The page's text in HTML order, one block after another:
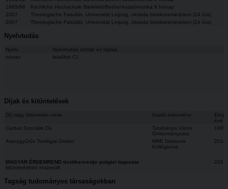
1985/86
Kirchliche Hochschule Bielefeld/Bethel kutatómunka 9 hónap
2007
Theologische Fakultät, Universität Leipzig, oktatás blokkszeminárium (24 óra)
2007
Theologische Fakultät, Universität Leipzig, oktatás blokkszeminárium (24 óra)
Nyelvtudás
Nyelv
Nyelvtudás szintje és fajtája
német
felsőfok C1
Díjak és kitüntetések
Díj vagy kitüntetés neve Kiadó intézmény
éve
Caritas Szociális Díj
Tatabánya Város
Önkormányzata
1995
Aranygyűrűs Teológiai Doktor
MRE Doktorok
Kollégiuma
2014
MAGYAR ÉRDEMREND tisztikeresztje polgári tagozata
kitüntetésben részesült
2021
Tagság tudományos társaságokban